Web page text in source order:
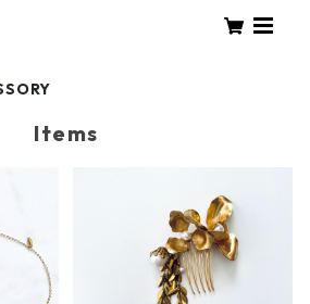
Items